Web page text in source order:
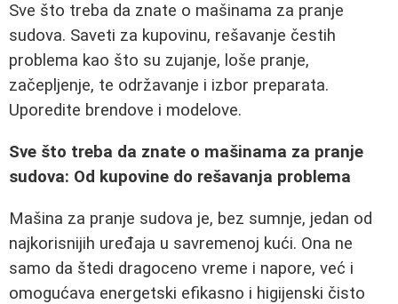
Sve što treba da znate o mašinama za pranje
sudova. Saveti za kupovinu, rešavanje čestih
problema kao što su zujanje, loše pranje,
začepljenje, te održavanje i izbor preparata.
Uporedite brendove i modelove.
Sve što treba da znate o mašinama za pranje
sudova: Od kupovine do rešavanja problema
Mašina za pranje sudova je, bez sumnje, jedan od
najkorisnijih uređaja u savremenoj kući. Ona ne
samo da štedi dragoceno vreme i napore, već i
omogućava energetski efikasno i higijenski čisto